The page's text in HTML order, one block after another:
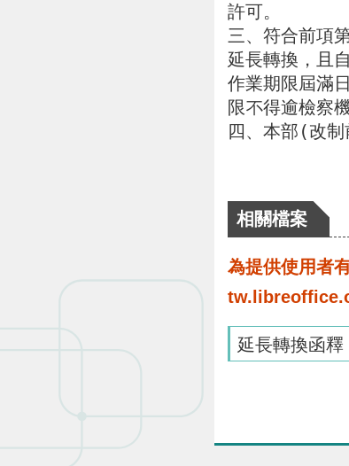
許可。
三、符合前項
延長轉換，且
作業期限屆滿
限不得逾檢察
四、本部(改
相關檔案
為提供使用者
延長轉換函釋